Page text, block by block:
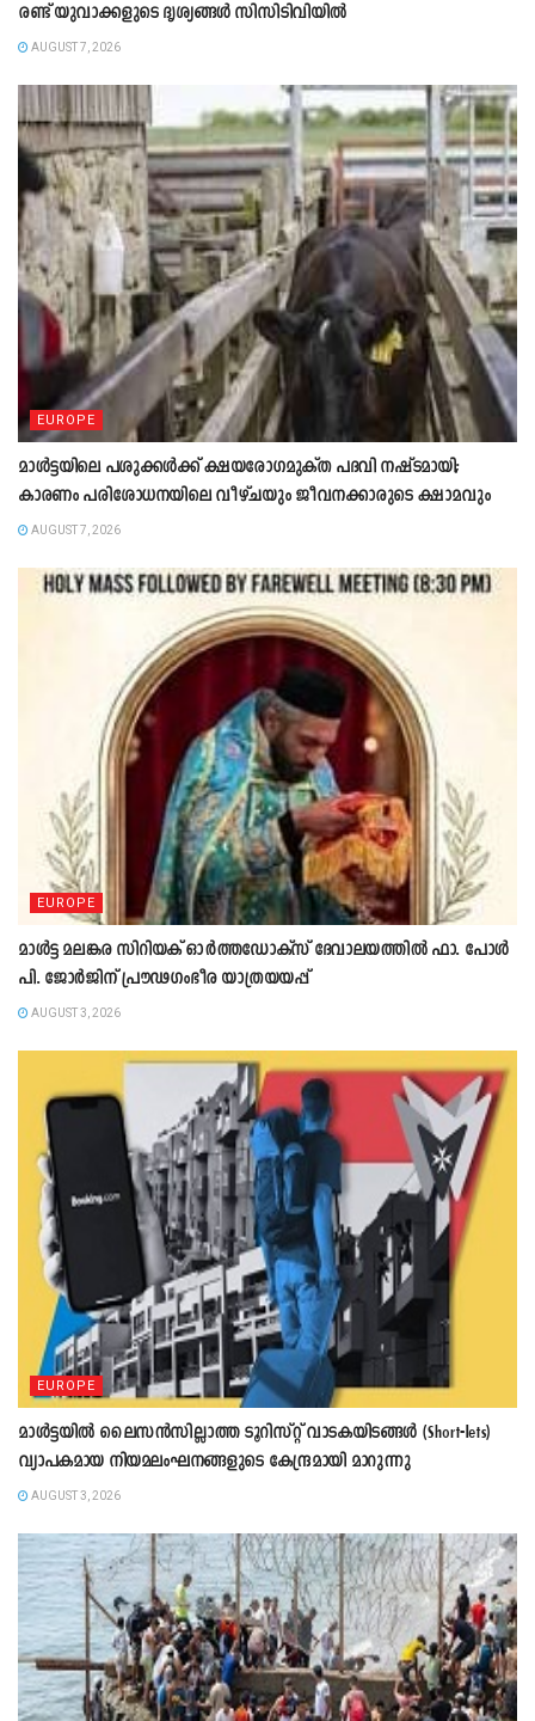
രണ്ട് യുവാക്കളുടെ ദൃശ്യങ്ങൾ സിസിടിവിയിൽ
AUGUST 7, 2026
EUROPE
മാൾട്ടയിലെ പശുക്കൾക്ക് ക്ഷയരോഗമുക്ത പദവി നഷ്ടമായി;
കാരണം പരിശോധനയിലെ വീഴ്ചയും ജീവനക്കാരുടെ ക്ഷാമവും
AUGUST 7, 2026
EUROPE
മാൾട്ട മലങ്കര സിറിയക് ഓർത്തഡോക്സ് ദേവാലയത്തിൽ ഫാ. പോൾ
പി. ജോർജിന് പ്രൗഢഗംഭീര യാത്രയയപ്പ്
AUGUST 3, 2026
EUROPE
മാൾട്ടയിൽ ലൈസൻസില്ലാത്ത ടൂറിസ്റ്റ് വാടകയിടങ്ങൾ (Short-lets)
വ്യാപകമായ നിയമലംഘനങ്ങളുടെ കേന്ദ്രമായി മാറുന്നു
AUGUST 3, 2026